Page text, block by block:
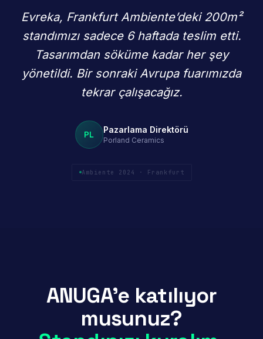
Evreka, Frankfurt Ambiente’deki 200m²
standımızı sadece 6 haftada teslim etti.
Tasarımdan söküme kadar her şey
yönetildi. Bir sonraki Avrupa fuarımızda
tekrar çalışacağız.
PL Pazarlama Direktörü
Porland Ceramics
Ambiente 2024 · Frankfurt
ANUGA'e katılıyor
musunuz?